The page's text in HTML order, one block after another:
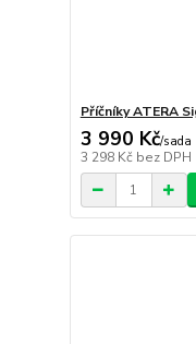
Příčníky ATERA
3 990 Kč/sada
3 298 Kč bez DPH